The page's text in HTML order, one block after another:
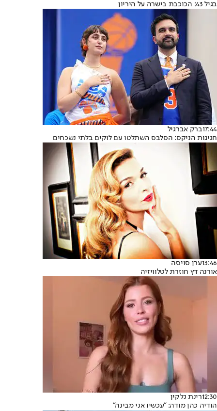
בגיל 43: הכוכבת בישרה על היריון
17:44ברק אברגיל
חגיגות הניקס: הסלבס השתלטו עם לוקים בלתי נשכחים
13:46ערן סויסה
אורנה דץ חוזרת לטלוויזיה
12:30רינת נלקין
הודיה כהן מודה: "עכשיו אני מבינה"